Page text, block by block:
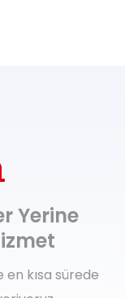
Yerine
en kısa sürede